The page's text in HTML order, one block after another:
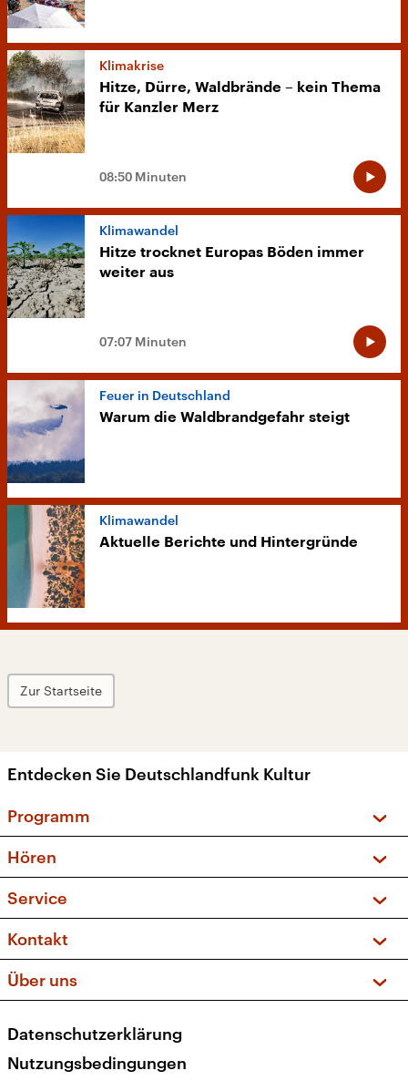
Klimakrise
Hitze, Dürre, Waldbrände – kein Thema
für Kanzler Merz
08:50 Minuten
Klimawandel
Hitze trocknet Europas Böden immer
weiter aus
07:07 Minuten
Feuer in Deutschland
Warum die Waldbrandgefahr steigt
Klimawandel
Aktuelle Berichte und Hintergründe
Zur Startseite
Entdecken Sie Deutschlandfunk Kultur
Programm
Sendungen und Podcasts
Musikliste
Kakadu – Das Kinderprogramm
Hören
Frequenzen (UKW + DAB+)
Service
FAQ
Apps
Newsletter
Kontakt
Social Media
Über uns
Presse
Karriere
Datenschutzerklärung
Nutzungsbedingungen